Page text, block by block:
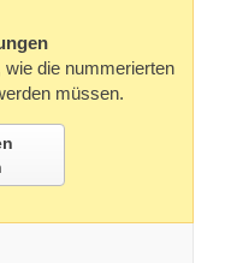
wie die nummerierten
müssen.